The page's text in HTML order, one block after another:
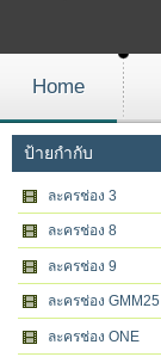
Home
ป้ายกำกับ
ละครช่อง 3
ละครช่อง 8
ละครช่อง 9
ละครช่อง GMM25
ละครช่อง ONE